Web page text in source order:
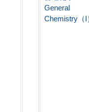
General
Chemistry（I